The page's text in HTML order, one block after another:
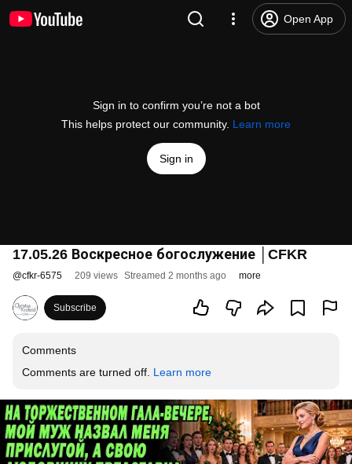
Open App
Sign in to confirm you’re not a bot
This helps protect our community. Learn more
Sign in
17.05.26 Воскресное богослужение │CFKR
@cfkr-6575 209 views Streamed 2 months ago more
Subscribe
Comments
Comments are turned off. Learn more